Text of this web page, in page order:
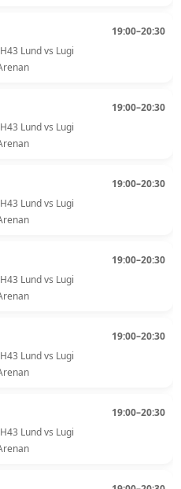
19:00–20:30
Lund vs Lugi
19:00–20:30
Lund vs Lugi
19:00–20:30
Lund vs Lugi
19:00–20:30
Lund vs Lugi
19:00–20:30
Lund vs Lugi
19:00–20:30
Lund vs Lugi